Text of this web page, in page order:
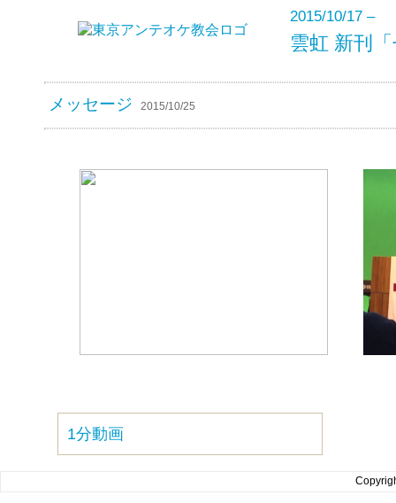
2015/10/17 –
雲虹 新刊
メッセージ 2015/10/25
1分動画